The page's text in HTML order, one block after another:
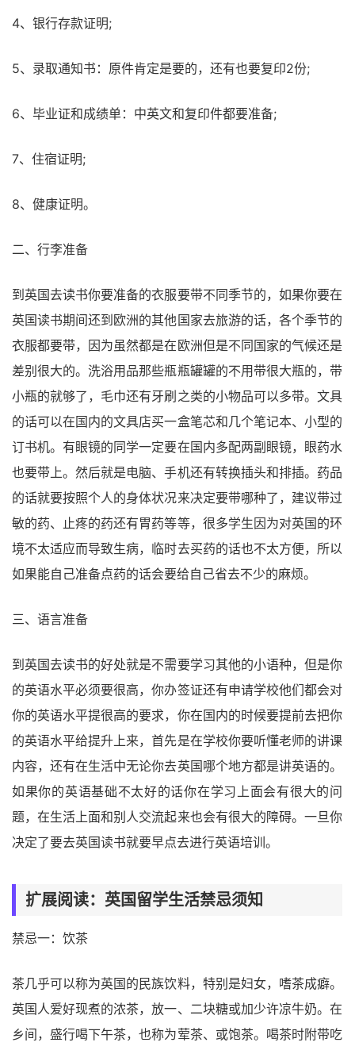
4、银行存款证明;
5、录取通知书：原件肯定是要的，还有也要复印2份;
6、毕业证和成绩单：中英文和复印件都要准备;
7、住宿证明;
8、健康证明。
二、行李准备
到英国去读书你要准备的衣服要带不同季节的，如果你要在
英国读书期间还到欧洲的其他国家去旅游的话，各个季节的
衣服都要带，因为虽然都是在欧洲但是不同国家的气候还是
差别很大的。洗浴用品那些瓶瓶罐罐的不用带很大瓶的，带
小瓶的就够了，毛巾还有牙刷之类的小物品可以多带。文具
的话可以在国内的文具店买一盒笔芯和几个笔记本、小型的
订书机。有眼镜的同学一定要在国内多配两副眼镜，眼药水
也要带上。然后就是电脑、手机还有转换插头和排插。药品
的话就要按照个人的身体状况来决定要带哪种了，建议带过
敏的药、止疼的药还有胃药等等，很多学生因为对英国的环
境不太适应而导致生病，临时去买药的话也不太方便，所以
如果能自己准备点药的话会要给自己省去不少的麻烦。
三、语言准备
到英国去读书的好处就是不需要学习其他的小语种，但是你
的英语水平必须要很高，你办签证还有申请学校他们都会对
你的英语水平提很高的要求，你在国内的时候要提前去把你
的英语水平给提升上来，首先是在学校你要听懂老师的讲课
内容，还有在生活中无论你去英国哪个地方都是讲英语的。
如果你的英语基础不太好的话你在学习上面会有很大的问
题，在生活上面和别人交流起来也会有很大的障碍。一旦你
决定了要去英国读书就要早点去进行英语培训。
扩展阅读：英国留学生活禁忌须知
禁忌一：饮茶
茶几乎可以称为英国的民族饮料，特别是妇女，嗜茶成癖。
英国人爱好现煮的浓茶，放一、二块糖或加少许凉牛奶。在
乡间，盛行喝下午茶，也称为荤茶、或饱茶。喝茶时附带吃